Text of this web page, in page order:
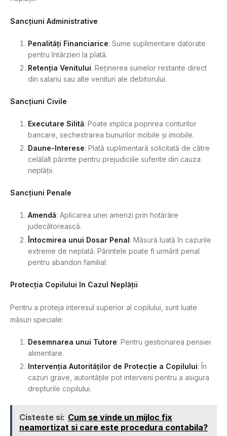
Sancțiuni Administrative
Penalități Financiarice: Sume suplimentare datorate
pentru întârzieri la plată.
Retenția Venitului: Reținerea sumelor restante direct
din salariu sau alte venituri ale debitorului.
Sancțiuni Civile
Executare Silită: Poate implica poprirea conturilor
bancare, sechestrarea bunurilor mobile și imobile.
Daune-Interese: Plată suplimentară solicitată de către
celălalt părinte pentru prejudiciile suferite din cauza
neplății.
Sancțiuni Penale
Amendă: Aplicarea unei amenzi prin hotărâre
judecătorească.
Întocmirea unui Dosar Penal: Măsură luată în cazurile
extreme de neplată. Părintele poate fi urmărit penal
pentru abandon familial.
Protecția Copilului în Cazul Neplății
Pentru a proteja interesul superior al copilului, sunt luate
măsuri speciale:
Desemnarea unui Tutore: Pentru gestionarea pensiei
alimentare.
Intervenția Autorităților de Protecție a Copilului: În
cazuri grave, autoritățile pot interveni pentru a asigura
drepturile copilului.
Cisteste si: Cum se vinde un mijloc fix
neamortizat si care este procedura contabila?